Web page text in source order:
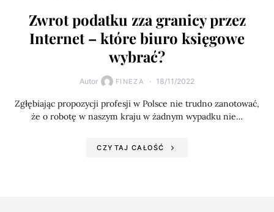
Zwrot podatku zza granicy przez
Internet – które biuro księgowe
wybrać?
Autor FINEZA 18/11/2022
Zgłębiając propozycji profesji w Polsce nie trudno zanotować,
że o robotę w naszym kraju w żadnym wypadku nie…
CZYTAJ CAŁOŚĆ